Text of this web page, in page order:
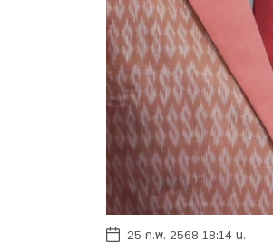
25 ก.พ. 2568 18:14 น.